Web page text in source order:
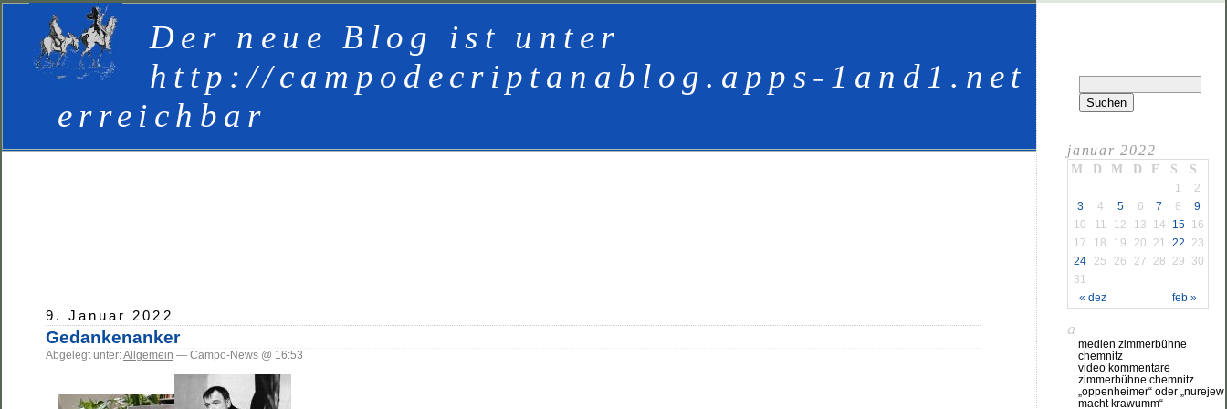
Der neue Blog ist unter
http://campodecriptanablog.apps-1and1.net
erreichbar
9. Januar 2022
Gedankenanker
Abgelegt unter:Allgemein — Campo-News @ 16:53
januar 2022
M D M D F S S
« dez feb »
1
2
3
4 5 6 7 8
9
10
11 12 13 14 15
16
17
18 19 20 21 22
23
24
25 26 27 28 29
30
31
a
medien zimmerbühne
chemnitz
video kommentare
zimmerbühne chemnitz
„oppenheimer“ oder „nurejew
macht krawumm“